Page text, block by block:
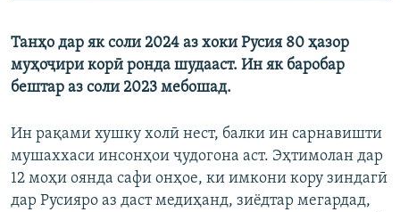
Ҳамаи сомонаҳои RFE/RL
Auto 240p 360p
720p 1080p
360p
480p
1080p
Танҳо дар як соли 2024 аз хоки Русия 80 ҳазор
муҳоҷири корӣ ронда шудааст. Ин як баробар
бештар аз соли 2023 мебошад.
Ин рақами хушку холӣ нест, балки ин сарнавишти
мушаххаси инсонҳои ҷудогона аст. Эҳтимолан дар
12 моҳи оянда сафи онҳое, ки имкони кору зиндагӣ
дар Русияро аз даст медиҳанд, зиёдтар мегардад,